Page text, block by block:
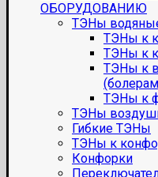
ОБОРУДОВАНИЮ
ТЭНы
ТЭНы к
ТЭНы к
ТЭНы к
ТЭНы к
ТЭНы
Гибкие ТЭНы
ТЭНы к
Конфорки